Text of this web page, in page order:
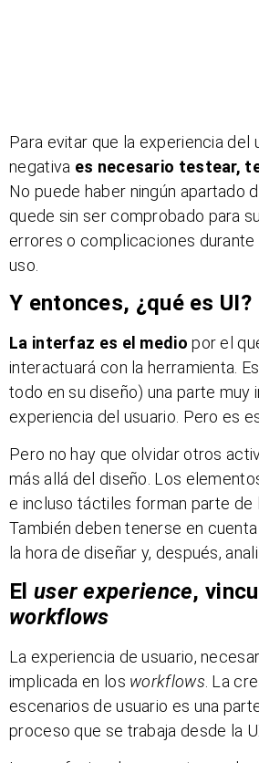
Para evitar que la experiencia del
negativa es necesario testear,
No puede haber ningún apartado
quede sin ser comprobado para
errores o complicaciones durante
uso.
Y entonces, ¿qué es UI?
La interfaz es el medio por el
interactuará con la herramienta.
todo en su diseño) una parte muy
experiencia del usuario. Pero es
Pero no hay que olvidar otros
más allá del diseño. Los
e incluso táctiles forman parte de
También deben tenerse en
la hora de diseñar y, después,
El user experience,
workflows
La experiencia de usuario,
implicada en los workflows . La
escenarios de usuario es una
proceso que se trabaja desde la